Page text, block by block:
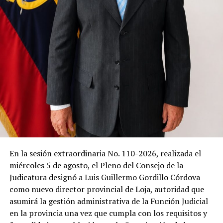
habitantes comenzaron a caminar lentamente hacia el
lugar donde hace apenas un mes la montaña descendió
con una fuerza capaz de borrar calles enteras.
Algunos abrazaban a sus hijos con una fuerza distinta,
como quien ha descubierto que la vida puede cambiar en
cuestión de segundos. El viento apenas movía las hojas
de los arboles. Sobre las piedras todavía podían
observarse las cicatrices del deslave.
Allí, en medio del silencio, el padre Telmo Vinicio Girón
inició la eucaristía.
Las primeras palabras apenas lograron romper la
quietud.
Después llegaron las lágrimas.
Porque cuando una comunidad pierde diecinueve vidas
en una sola madrugada, las oraciones dejan de ser un
En la sesión extraordinaria No. 110-2026, realizada el
miércoles 5 de agosto, el Pleno del Consejo de la
Judicatura designó a Luis Guillermo Gordillo Córdova
como nuevo director provincial de Loja, autoridad que
asumirá la gestión administrativa de la Función Judicial
en la provincia una vez que cumpla con los requisitos y